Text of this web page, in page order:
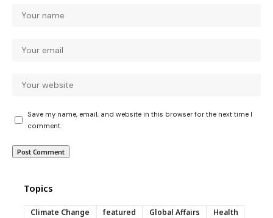
Save my name, email, and website in this browser for the next time I
comment.
Topics
Climate Change featured Global Affairs
Health